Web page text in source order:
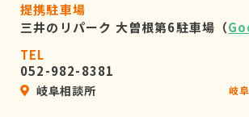
提携駐車場
三井のリパーク 大曽根第6駐車場（
TEL
052-982-8381
岐阜相談所 岐